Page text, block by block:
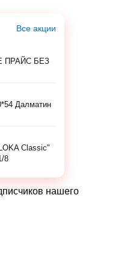
Все акции
ПРАЙС БЕЗ
Далматин
Classic"
8
нашего